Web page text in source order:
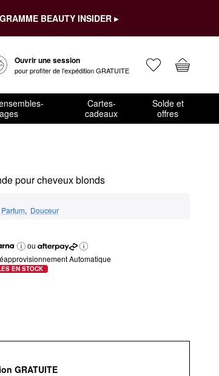
BEAUTY INSIDER ▸
Ouvrir une session
pour profiter de l’expédition GRATUITE
Cartes-
cadeaux
Solde et
offres
pour cheveux blonds
Parfum, Douceur
ou
Automatique
EN STOCK
GRATUITE